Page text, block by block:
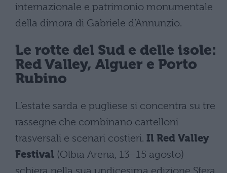
internazionale e patrimonio monumentale
della dimora di Gabriele d’Annunzio.
Le rotte del Sud e delle isole:
Red Valley, Alguer e Porto
Rubino
L’estate sarda e pugliese si concentra su tre
rassegne che combinano cartelloni
trasversali e scenari costieri. Il Red Valley
Festival (Olbia Arena, 13–15 agosto)
schiera nella sua undicesima edizione Sfera